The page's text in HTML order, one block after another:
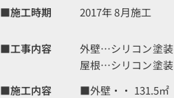
■施工時期
2017年 8月施工
■工事内容
外壁…シリコン塗装
屋根…シリコン塗装
■施工内容
■外壁・・ 131.5㎡